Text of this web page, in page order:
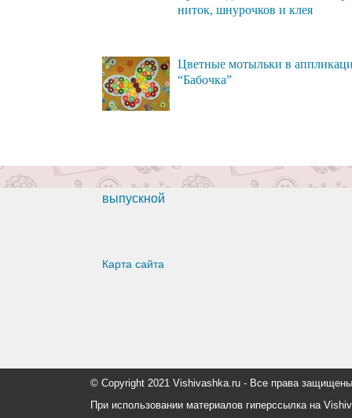
ниток, шнурочков и клея
Цветные мотыльки в
“Бабочка”
выпускной
Карта сайта
© Copyright 2021 Vishivashka.ru - Все права
При использовании материалов гиперссылка на